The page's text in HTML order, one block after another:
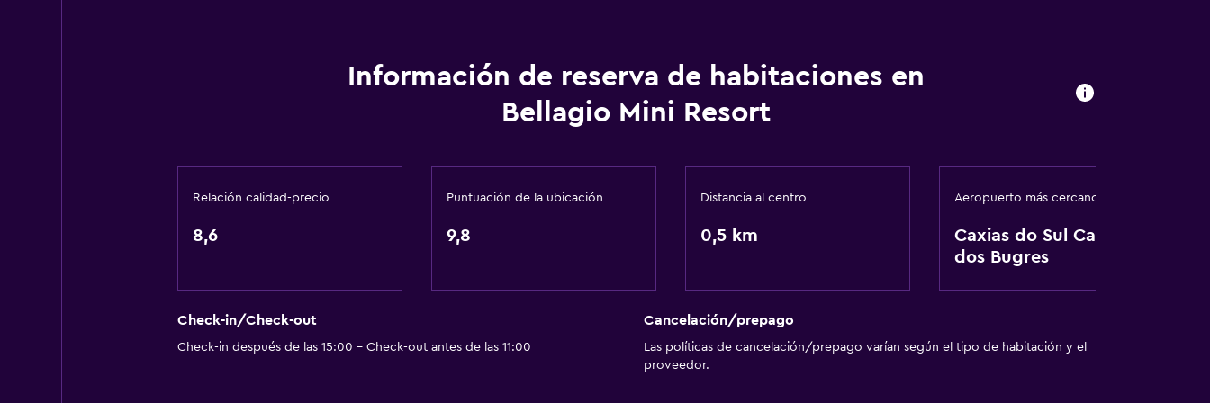
Accesibilidad y adecuación
Almohada sin plumas
General
Ventana
Habitaciones familiares
Espacio de almacenamiento
Estacionamiento y transporte
Estacionamiento
Sistema de entretenimiento
TV de pantalla plana
Información de reserva de habitaciones en
Bellagio Mini Resort
Relación calidad-precio
8,6
Puntuación de la ubicación
9,8
Distancia al centro
0,5 km
Aeropuerto más cercano
Caxias do Sul Campo
dos Bugres
Check-in/Check-out
Check-in después de las 15:00 - Check-out antes de las 11:00
Cancelación/prepago
Las políticas de cancelación/prepago varían según el tipo de habitación y el
proveedor.